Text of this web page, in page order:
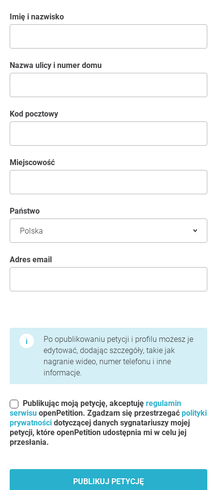
Imię i nazwisko
Nazwa ulicy i numer domu
kod pocztowy
Miejscowość
Państwo
Adres email
Po opublikowaniu petycji i profilu możesz je
edytować, dodając szczegóły, takie jak
nagranie wideo, numer telefonu i inne
informacje.
Publikując moją petycję, akceptuję regulamin
serwisu openPetition. Zgadzam się przestrzegać polityki
prywatności dotyczącej danych sygnatariuszy mojej
petycji, które openPetition udostępnia mi w celu jej
przesłania.
PUBLIKUJ PETYCJĘ